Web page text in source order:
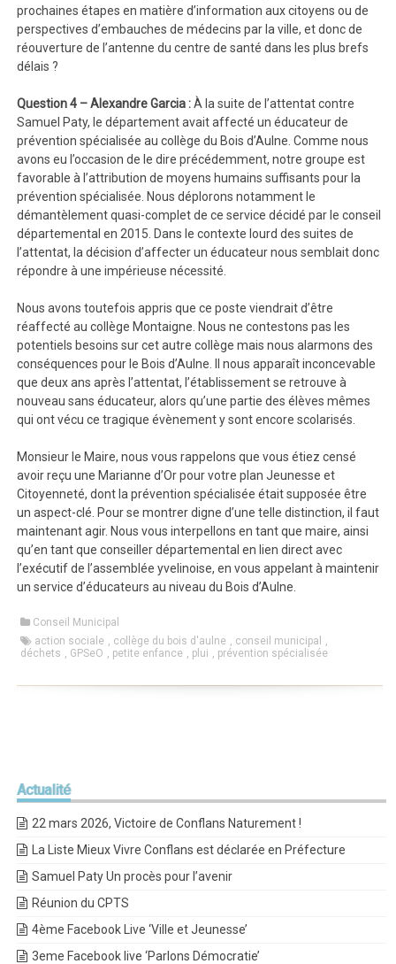
prochaines étapes en matière d’information aux citoyens ou de
perspectives d’embauches de médecins par la ville, et donc de
réouverture de l’antenne du centre de santé dans les plus brefs
délais ?
Question 4 – Alexandre Garcia :À la suite de l’attentat contre
Samuel Paty, le département avait affecté un éducateur de
prévention spécialisée au collège du Bois d’Aulne. Comme nous
avons eu l’occasion de le dire précédemment, notre groupe est
favorable à l’attribution de moyens humains suffisants pour la
prévention spécialisée. Nous déplorons notamment le
démantèlement quasi-complet de ce service décidé par le conseil
départemental en 2015. Dans le contexte lourd des suites de
l’attentat, la décision d’affecter un éducateur nous semblait donc
répondre à une impérieuse nécessité.
Nous avons toutefois appris que ce poste viendrait d’être
réaffecté au collège Montaigne. Nous ne contestons pas les
potentiels besoins sur cet autre collège mais nous alarmons des
conséquences pour le Bois d’Aulne. Il nous apparaît inconcevable
que deux ans après l’attentat, l’établissement se retrouve à
nouveau sans éducateur, alors qu’une partie des élèves mêmes
qui ont vécu ce tragique évènement y sont encore scolarisés.
Monsieur le Maire, nous vous rappelons que vous étiez censé
avoir reçu une Marianne d’Or pour votre plan Jeunesse et
Citoyenneté, dont la prévention spécialisée était supposée être
un aspect-clé. Pour se montrer digne d’une telle distinction, il faut
maintenant agir. Nous vous interpellons en tant que maire, ainsi
qu’en tant que conseiller départemental en lien direct avec
l’exécutif de l’assemblée yvelinoise, en vous appelant à maintenir
un service d’éducateurs au niveau du Bois d’Aulne.
Conseil Municipal
action sociale , collège du bois d'aulne , conseil municipal
,
déchets , GPSeO , petite enfance , plui , prévention spécialisée
Actualité
22 mars 2026, Victoire de Conflans Naturement !
La Liste Mieux Vivre Conflans est déclarée en Préfecture
Samuel Paty Un procès pour l’avenir
Réunion du CPTS
4ème Facebook Live ‘Ville et Jeunesse’
3eme Facebook live ‘Parlons Démocratie’